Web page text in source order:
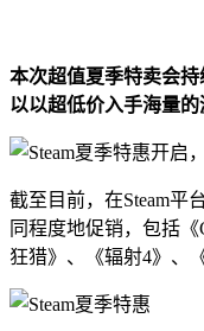
本次超值夏季特卖会
以以超低价入手海量的
截至目前，在Steam平
同程度地促销，包括
狂猎》、《辐射4》、